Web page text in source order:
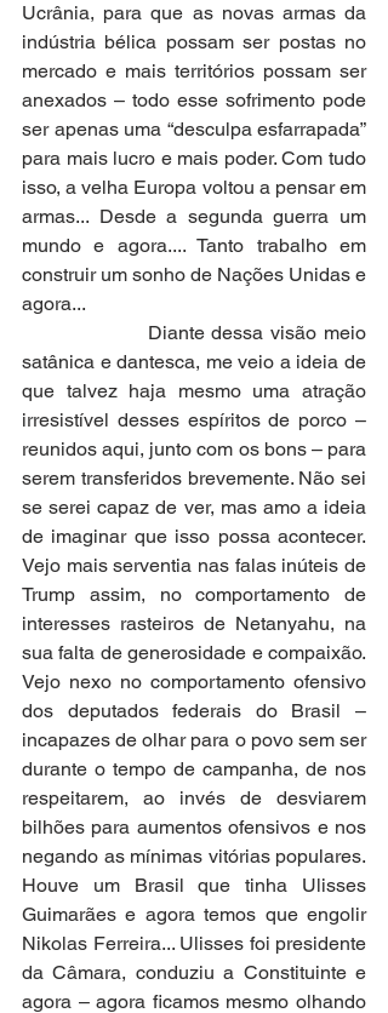
Ucrânia, para que as novas armas da
indústria bélica possam ser postas no
mercado e mais territórios possam ser
anexados – todo esse sofrimento pode
ser apenas uma “desculpa esfarrapada”
para mais lucro e mais poder. Com tudo
isso, a velha Europa voltou a pensar em
armas... Desde a segunda guerra um
mundo e agora.... Tanto trabalho em
construir um sonho de Nações Unidas e
agora...
Diante dessa visão meio
satânica e dantesca, me veio a ideia de
que talvez haja mesmo uma atração
irresistível desses espíritos de porco –
reunidos aqui, junto com os bons – para
serem transferidos brevemente. Não sei
se serei capaz de ver, mas amo a ideia
de imaginar que isso possa acontecer.
Vejo mais serventia nas falas inúteis de
Trump assim, no comportamento de
interesses rasteiros de Netanyahu, na
sua falta de generosidade e compaixão.
Vejo nexo no comportamento ofensivo
dos deputados federais do Brasil –
incapazes de olhar para o povo sem ser
durante o tempo de campanha, de nos
respeitarem, ao invés de desviarem
bilhões para aumentos ofensivos e nos
negando as mínimas vitórias populares.
Houve um Brasil que tinha Ulisses
Guimarães e agora temos que engolir
Nikolas Ferreira... Ulisses foi presidente
da Câmara, conduziu a Constituinte e
agora – agora ficamos mesmo olhando